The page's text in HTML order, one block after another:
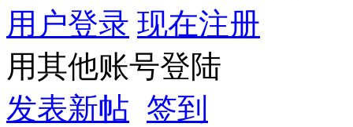
用户登录 现在注册
用其他账号登陆
发表新帖 签到